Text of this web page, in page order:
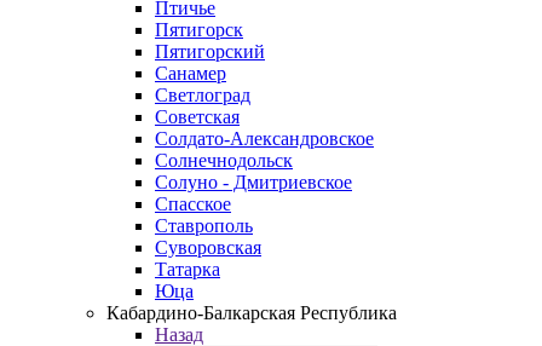
Птичье
Пятигорск
Пятигорский
Санамер
Светлоград
Советская
Солдато-Александровское
Солнечнодольск
Солуно - Дмитриевское
Спасское
Ставрополь
Суворовская
Татарка
Юца
Кабардино‑Балкарская Республика
Назад